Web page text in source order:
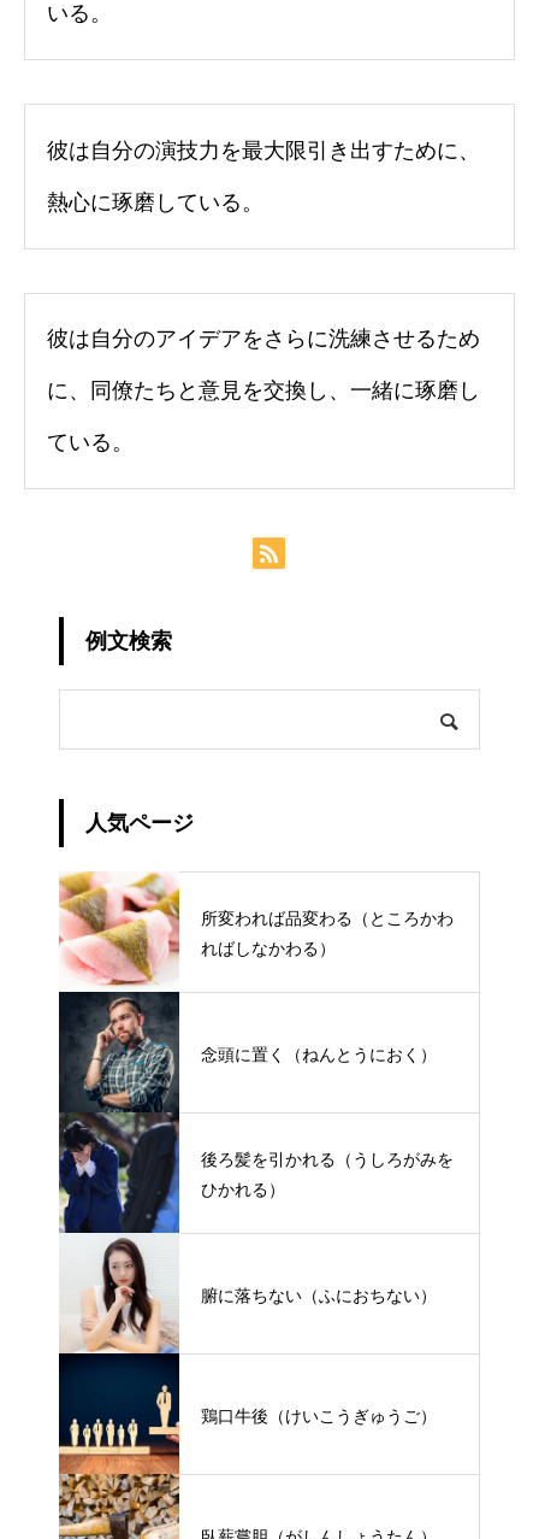
いる。
彼は自分の演技力を最大限引き出すために、
熱心に琢磨している。
彼は自分のアイデアをさらに洗練させるため
に、同僚たちと意見を交換し、一緒に琢磨し
ている。
例文検索
人気ページ
所変われば品変わる（ところかわ
ればしなかわる）
念頭に置く（ねんとうにおく）
後ろ髪を引かれる（うしろがみを
ひかれる）
腑に落ちない（ふにおちない）
鶏口牛後（けいこうぎゅうご）